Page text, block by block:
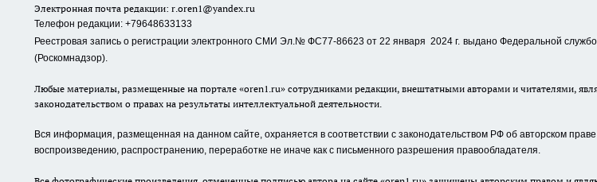
Электронная почта редакции: r.oren1@yandex.ru
Телефон редакции: +79648633133
Реестровая запись о регистрации электронного СМИ Эл.№ ФС77-86623 от 22 января 2024 г. выдано Федеральной
(Роскомнадзор).
Любые материалы, размещенные на портале «oren1.ru» сотрудниками редакции, внештатными авторами и читателями,
законодательством о правах на результаты интеллектуальной деятельности.
Вся информация, размещенная на данном сайте, охраняется в соответствии с законодательством РФ об авторском
воспроизведению, распространению, переработке не иначе как с письменного разрешения правообладателя.